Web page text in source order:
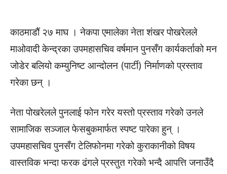
काठमाडौं २७ माघ । नेकपा एमालेका नेता शंखर पोखरेलले
माओवादी केन्द्रका उपमहासचिव वर्षमान पुनसँग कार्यकर्ताको मन
जोडेर बलियो कम्युनिष्ट आन्दोलन (पार्टी) निर्माणको प्रस्ताव
गरेका छन् ।
नेता पोखरेलले पुनलाई फोन गरेर यस्तो प्रस्ताव गरेको उनले
सामाजिक सञ्जाल फेसबुकमार्फत स्पष्ट पारेका हुन् ।
उपमहासचिव पुनसँग टेलिफोनमा गरेको कुराकानीको विषय
वास्तविक भन्दा फरक ढंगले प्रस्तुत गरेको भन्दै आपत्ति जनाउँदै